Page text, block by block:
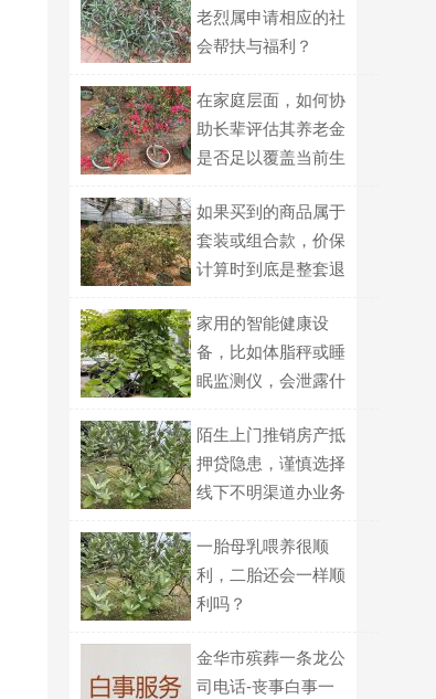
老烈属申请相应的社
会帮扶与福利？
在家庭层面，如何协
助长辈评估其养老金
是否足以覆盖当前生
如果买到的商品属于
套装或组合款，价保
计算时到底是整套退
个比价？
家用的智能健康设
备，比如体脂秤或睡
眠监测仪，会泄露什
陌生上门推销房产抵
押贷隐患，谨慎选择
线下不明渠道办业务
一胎母乳喂养很顺
利，二胎还会一样顺
利吗？
金华市殡葬一条龙公
司电话-丧事白事一